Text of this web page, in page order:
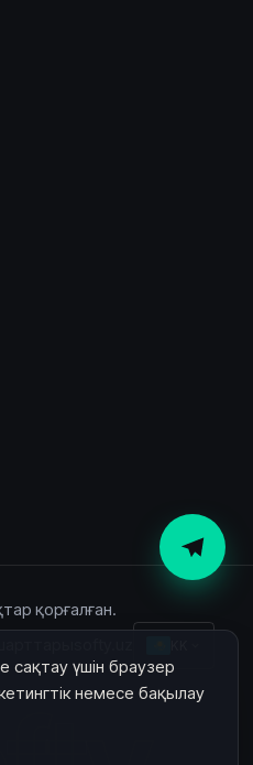
қорғалған.
сақтау үшін браузер
немесе бақылау